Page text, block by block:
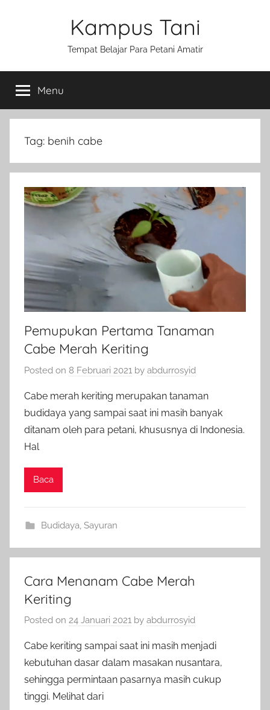
Kampus Tani
Tempat Belajar Para Petani Amatir
Menu
Tag: benih cabe
Pemupukan Pertama Tanaman
Cabe Merah Keriting
Posted on 8 Februari 2021 by abdurrosyid
Cabe merah keriting merupakan tanaman
budidaya yang sampai saat ini masih banyak
ditanam oleh para petani, khususnya di Indonesia.
Hal
Baca
Budidaya Sayuran
Cara Menanam Cabe Merah
Keriting
Posted on 24 Januari 2021 by abdurrosyid
Cabe keriting sampai saat ini masih menjadi
kebutuhan dasar dalam masakan nusantara,
sehingga permintaan pasarnya masih cukup
tinggi. Melihat dari